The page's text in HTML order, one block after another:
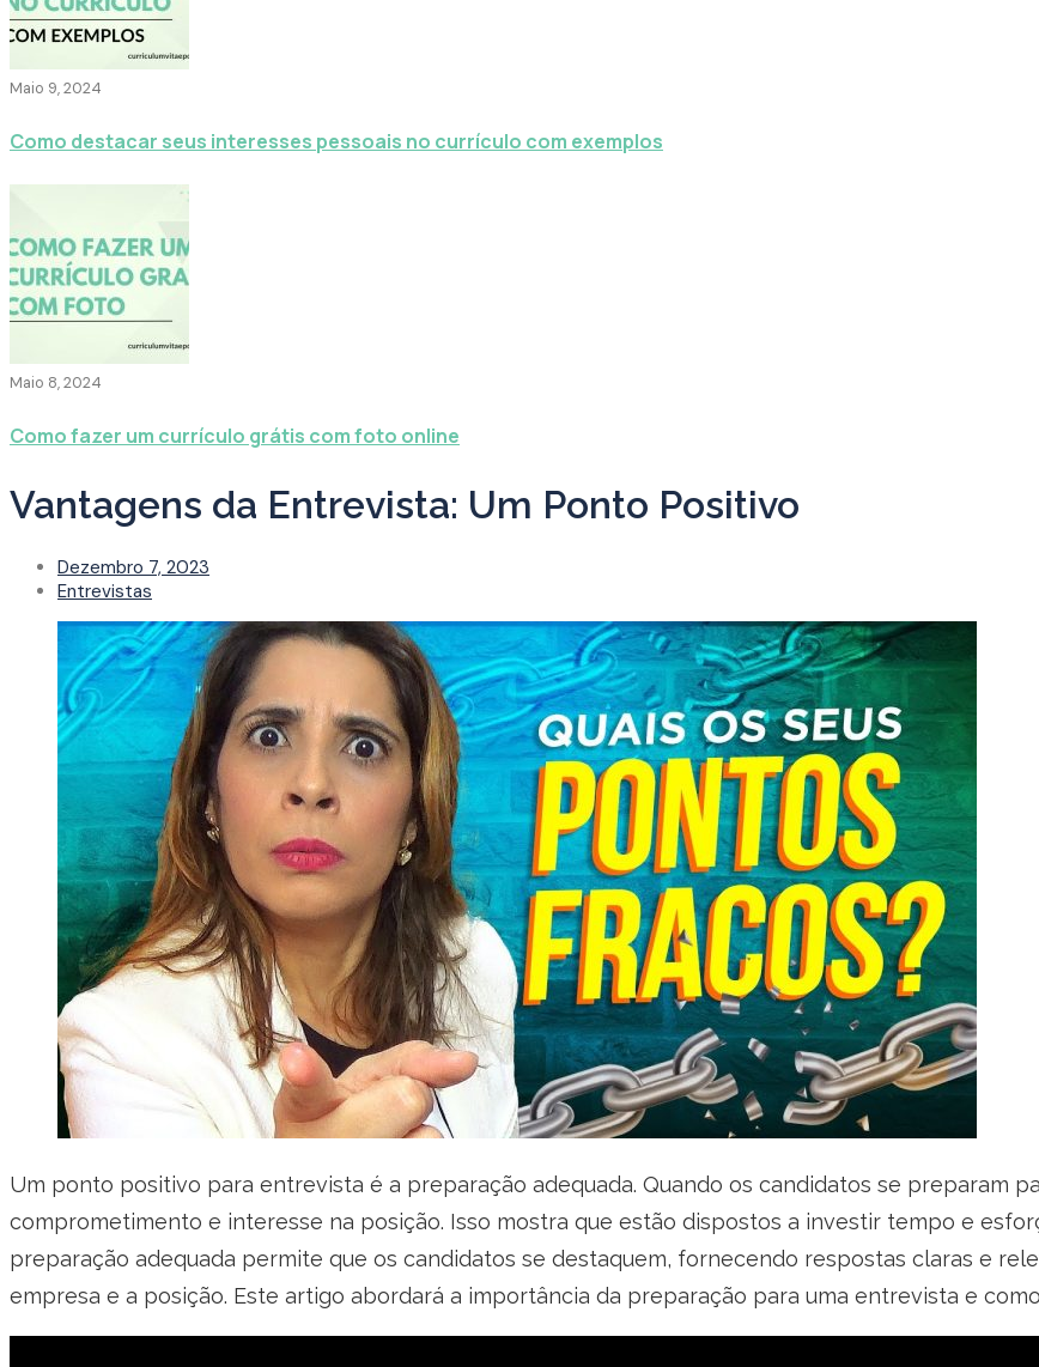
Maio 9, 2024
Como destacar seus interesses pessoais no currículo com exemplos
Maio 8, 2024
Como fazer um currículo grátis com foto online
Vantagens da Entrevista: Um Ponto Positivo
Dezembro 7, 2023
Entrevistas
Um ponto positivo para entrevista é a preparação adequada. Quando os candidatos se preparam
comprometimento e interesse na posição. Isso mostra que estão dispostos a investir tempo e
preparação adequada permite que os candidatos se destaquem, fornecendo respostas claras e
empresa e a posição. Este artigo abordará a importância da preparação para uma entrevista e